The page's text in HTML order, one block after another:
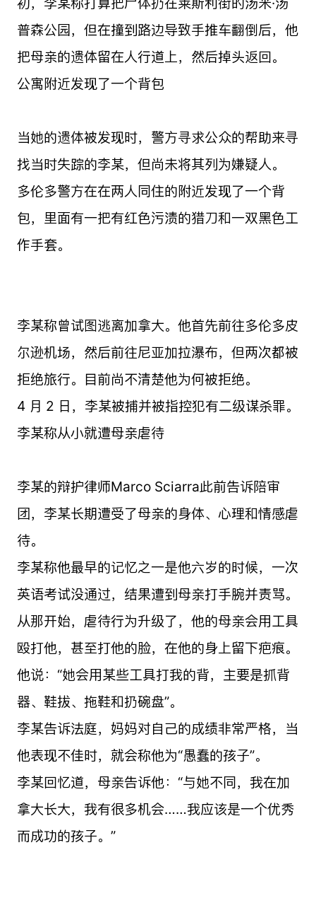
普森公园，但在撞到路边导致手推车翻倒后，他
把母亲的遗体留在人行道上，然后掉头返回。
公寓附近发现了一个背包
当她的遗体被发现时，警方寻求公众的帮助来寻
找当时失踪的李某，但尚未将其列为嫌疑人。
多伦多警方在在两人同住的附近发现了一个背
包，里面有一把有红色污渍的猎刀和一双黑色工
作手套。
李某称曾试图逃离加拿大。他首先前往多伦多皮
尔逊机场，然后前往尼亚加拉瀑布，但两次都被
拒绝旅行。目前尚不清楚他为何被拒绝。
4 月 2 日，李某被捕并被指控犯有二级谋杀罪。
李某称从小就遭母亲虐待
李某的辩护律师Marco Sciarra此前告诉陪审
团，李某长期遭受了母亲的身体、心理和情感虐
待。
李某称他最早的记忆之一是他六岁的时候，一次
英语考试没通过，结果遭到母亲打手腕并责骂。
从那开始，虐待行为升级了，他的母亲会用工具
殴打他，甚至打他的脸，在他的身上留下疤痕。
他说：“她会用某些工具打我的背，主要是抓背
器、鞋拔、拖鞋和扔碗盘”。
李某告诉法庭，妈妈对自己的成绩非常严格，当
他表现不佳时，就会称他为“愚蠢的孩子”。
李某回忆道，母亲告诉他：“与她不同，我在加
拿大长大，我有很多机会……我应该是一个优秀
而成功的孩子。”